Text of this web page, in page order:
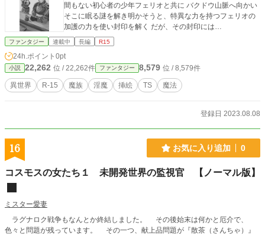
間もない初心者の少年フェリオと共に バクドウ山脈へ向かい
そこに眠る謎を解き明かそうと、特異な力を持つフェリオの
加護の力を使い封印を解く だが、その封印には…
ファンタジー 連載中 長編 R15
24h.ポイント 0pt
小説 22,262 位 / 22,262件 ファンタジー 8,579 位 / 8,579件
異世界 R-15 魔族 淫魔 挿絵 TS 魔法
登録日 2023.08.08
16 お気に入り追加 0
コスモスの女たち１ 未開発世界の監視官 【ノーマル版】
ミスター愛妻
ラグナロク戦争もなんとか終結しました。 その後始末は何かと厄介で、
色々と問題が残っています。 その一つ、献上品問題が『散茶（さんちゃ）』